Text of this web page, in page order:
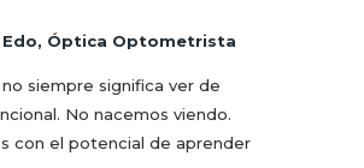
Edo, Óptica Optometrista
siempre significa ver de
No nacemos viendo.
con el potencial de aprender